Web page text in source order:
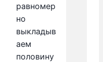
равномер
но
выкладыв
аем
половину